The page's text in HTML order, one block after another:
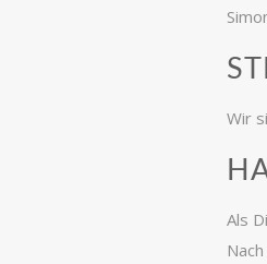
Wir
Als